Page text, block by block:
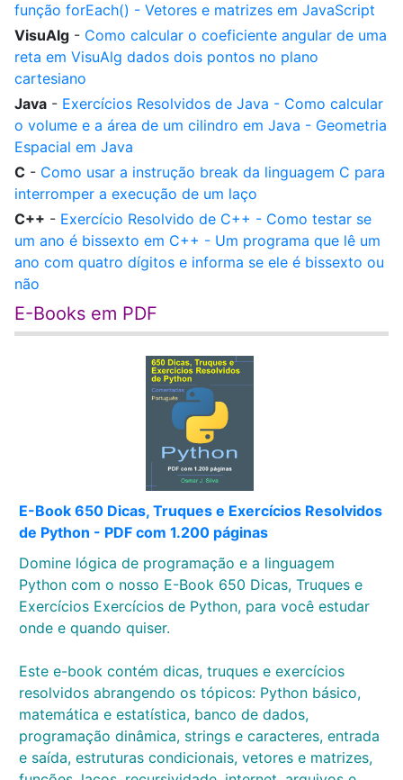
função forEach() - Vetores e matrizes em JavaScript
VisuAlg - Como calcular o coeficiente angular de uma
reta em VisuAlg dados dois pontos no plano
cartesiano
Java - Exercícios Resolvidos de Java - Como calcular
o volume e a área de um cilindro em Java - Geometria
Espacial em Java
C - Como usar a instrução break da linguagem C para
interromper a execução de um laço
C++ - Exercício Resolvido de C++ - Como testar se
um ano é bissexto em C++ - Um programa que lê um
ano com quatro dígitos e informa se ele é bissexto ou
não
E-Books em PDF
E-Book 650 Dicas, Truques e Exercícios Resolvidos
de Python - PDF com 1.200 páginas
Domine lógica de programação e a linguagem
Python com o nosso E-Book 650 Dicas, Truques e
Exercícios Exercícios de Python, para você estudar
onde e quando quiser.
Este e-book contém dicas, truques e exercícios
resolvidos abrangendo os tópicos: Python básico,
matemática e estatística, banco de dados,
programação dinâmica, strings e caracteres, entrada
e saída, estruturas condicionais, vetores e matrizes,